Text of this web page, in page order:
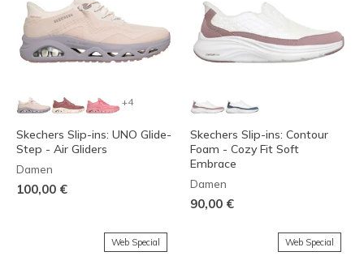
+4
Skechers Slip-ins: UNO Glide-
Step - Air Gliders
Damen
100,00 €
Skechers Slip-ins: Contour
Foam - Cozy Fit Soft
Embrace
Damen
90,00 €
Web Special Web Special